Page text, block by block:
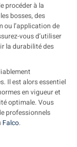
procéder à la
bosses, des
ou l’application de
vous d’utiliser
la durabilité des
Il est alors essentiel
en vigueur et
optimale. Vous
professionnels
Falco.